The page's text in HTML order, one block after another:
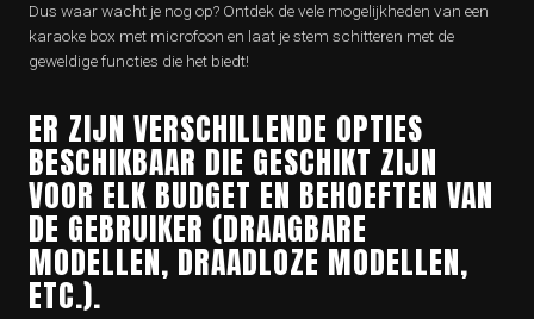
Dus waar wacht je nog op? Ontdek de vele mogelijkheden van een
karaoke box met microfoon en laat je stem schitteren met de
geweldige functies die het biedt!
ER ZIJN VERSCHILLENDE OPTIES
BESCHIKBAAR DIE GESCHIKT ZIJN
VOOR ELK BUDGET EN BEHOEFTEN VAN
DE GEBRUIKER (DRAAGBARE
MODELLEN, DRAADLOZE MODELLEN,
ETC.).